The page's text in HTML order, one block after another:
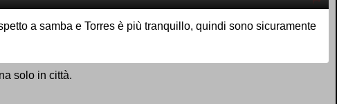
a samba e Torres è più tranquillo, quindi sono sicuramente
solo in città.